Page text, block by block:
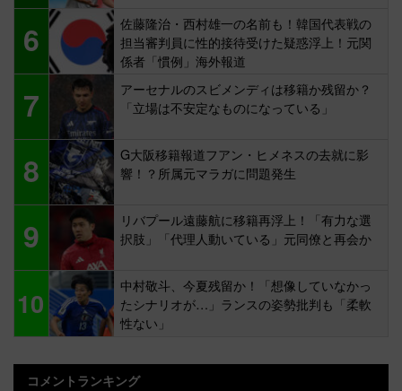
6
佐藤隆治・西村雄一の名前も！韓国代表戦の
担当審判員に性的接待受けた疑惑浮上！元関
係者「慣例」海外報道
7
アーセナルのスビメンディは移籍か残留か？
「立場は不安定なものになっている」
8
G大阪移籍報道フアン・ヒメネスの去就に影
響！？所属元マラガに問題発生
9
リバプール遠藤航に移籍再浮上！「有力な選
択肢」「代理人動いている」元同僚と再会か
10
中村敬斗、今夏残留か！「想像していなかっ
たシナリオが…」ランスの姿勢批判も「柔軟
性ない」
コメントランキング